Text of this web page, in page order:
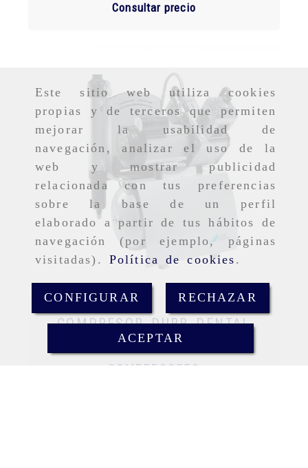
Este sitio web utiliza cookies
propias y de terceros que permiten
mejorar la usabilidad de
navegación, analizar el uso de la
web y mostrar publicidad
relacionada con tus preferencias
sobre la base de un perfil
elaborado a partir de tus hábitos de
navegación (por ejemplo, páginas
visitadas). Política de cookies .
CONFIGURAR RECHAZAR
ACEPTAR
Consultar precio
COMPRESOR DURR DENTAL
5252-01
COMPRESORES